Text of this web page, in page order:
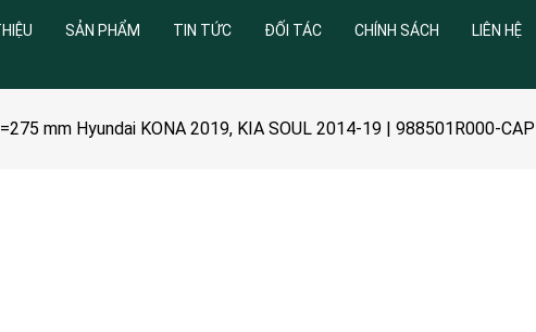
SẢN PHẨM TIN TỨC ĐỐI TÁC CHÍNH SÁCH LIÊN HỆ
mm Hyundai KONA 2019, KIA SOUL 2014-19 | 988501R000-CAP